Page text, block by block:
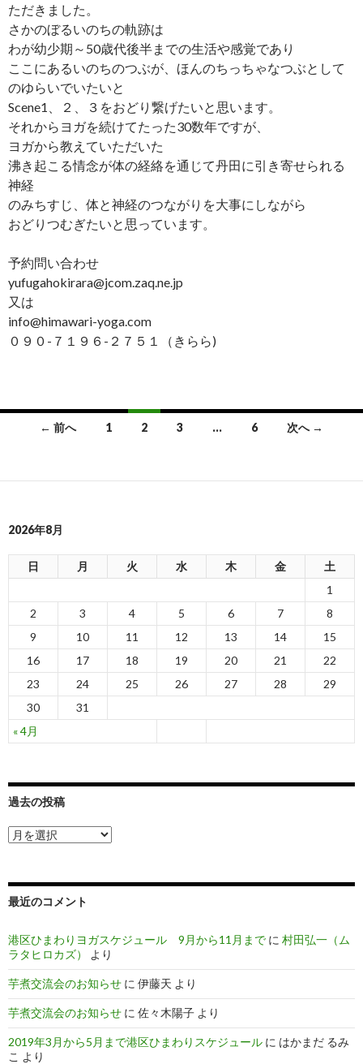
ただきました。
さかのぼるいのちの軌跡は
わが幼少期～50歳代後半までの生活や感覚であり
ここにあるいのちのつぶが、ほんのちっちゃなつぶとして
のゆらいでいたいと
Scene1、２、３をおどり繋げたいと思います。
それからヨガを続けてたった30数年ですが、
ヨガから教えていただいた
沸き起こる情念が体の経絡を通じて丹田に引き寄せられる
神経
のみちすじ、体と神経のつながりを大事にしながら
おどりつむぎたいと思っています。
予約問い合わせ
yufugahokirara@jcom.zaq.ne.jp
又は
info@himawari-yoga.com
０９０-７１９６-２７５１（きらら)
稿
ビ
ー
シ
ョ
← 前へ 1 2 3 … 6 次へ →
2026年8月
日 月 火 水 木 金 土
« 4月
1
2
3 4 5 6 7
8
9
10 11 12 13 14
15
16
17 18 19 20 21
22
23
24 25 26 27 28
29
30
31
過去の投稿
過
去
最近のコメント
港区ひまわりヨガスケジュール 9月から11月まで に 村田弘一（ム
ラタヒロカズ）
より
芋煮交流会のお知らせ に 伊藤天 より
芋煮交流会のお知らせ に 佐々木陽子 より
2019年3月から5月まで港区ひまわりスケジュール に はかまだ るみ
こ より